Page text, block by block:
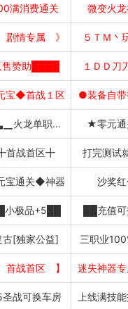
满消费通关 微变火
剧情专属 》 ５ＴＭ丶
售赞助████ １ＤＤ刀
宝◆首战１区 ●装备自
▅▃▁火龙单职业▁▃▅ ★零元
首战首区╋ 打完测试
宝通关◆神器 沙奖
小极品+5██ ██充值
古[独家公益] 三职业
首战首区 】 迷失神器
圣战可换车房 上线满技